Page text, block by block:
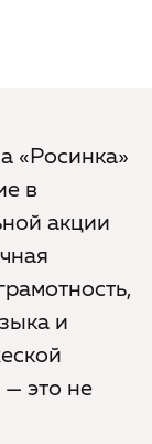
«Росинка»
в
акции
и
— это не